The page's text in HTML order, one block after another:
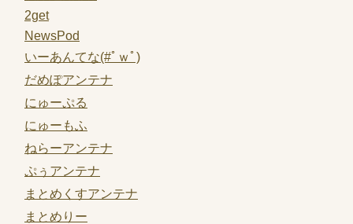
2get
NewsPod
いーあんてな(#ﾟｗﾟ)
だめぽアンテナ
にゅーぷる
にゅーもふ
ねらーアンテナ
ぷぅアンテナ
まとめくすアンテナ
まとめりー